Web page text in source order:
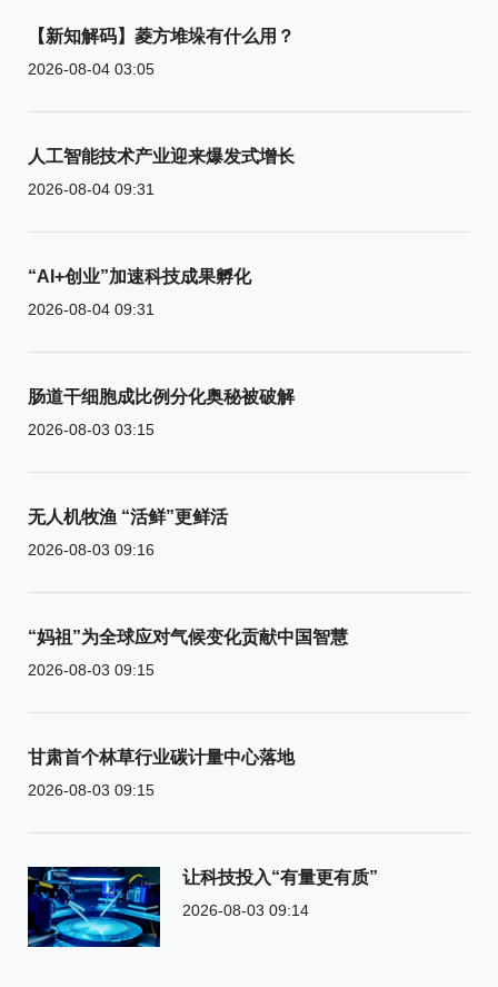
【新知解码】菱方堆垛有什么用？
2026-08-04 03:05
人工智能技术产业迎来爆发式增长
2026-08-04 09:31
“AI+创业”加速科技成果孵化
2026-08-04 09:31
肠道干细胞成比例分化奥秘被破解
2026-08-03 03:15
无人机牧渔 “活鲜”更鲜活
2026-08-03 09:16
“妈祖”为全球应对气候变化贡献中国智慧
2026-08-03 09:15
甘肃首个林草行业碳计量中心落地
2026-08-03 09:15
让科技投入“有量更有质”
2026-08-03 09:14